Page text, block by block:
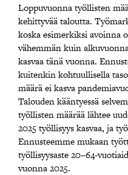
Loppuvuonna työllisten
kehittyvää taloutta.
koska esimerkiksi avoinna
vähemmän kuin
kasvaa tänä vuonna.
kuitenkin kohtuullisella
määrä ei kasva
Talouden kääntyessä
työllisten määrää lähtee
2025 työllisyys kasvaa, ja
Ennusteemme mukaan
työllisyysaste 20–64-
vuonna 2025.